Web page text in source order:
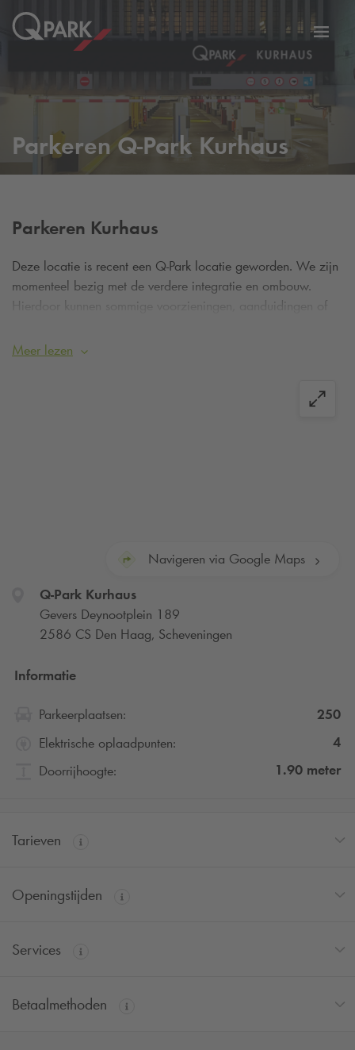
Parkeren Q-Park Kurhaus
Parkeren Kurhaus
Deze locatie is recent een Q-Park locatie geworden. We zijn
momenteel bezig met de verdere integratie en ombouw.
Hierdoor kunnen sommige voorzieningen, aanduidingen of
niet.
Meer lezen
Navigeren via Google Maps
Q-ParkKurhaus
Gevers Deynootplein 189
2586 CS Den Haag, Scheveningen
Informatie
Parkeerplaatsen:
250
Elektrische oplaadpunten:
4
Doorrijhoogte:
1.90 meter
Tarieven
Openingstijden
Services
Betaalmethoden